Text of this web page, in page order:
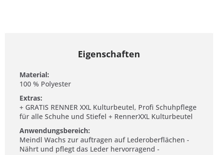
Eigenschaften
Material:
100 % Polyester
Extras:
+ GRATIS RENNER XXL Kulturbeutel, Profi Schuhpflege
für alle Schuhe und Stiefel + RennerXXL Kulturbeutel
Anwendungsbereich:
Meindl Wachs zur auftragen auf Lederoberflächen -
Nährt und pflegt das Leder hervorragend -